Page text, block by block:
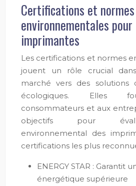
Certifications et normes
environnementales
imprimantes
Les certifications et normes
jouent un rôle crucial
marché vers des solutions
écologiques. Elles
consommateurs et aux
objectifs pour
environnemental des
certifications les plus
ENERGY STAR : Garantit
énergétique supérieure